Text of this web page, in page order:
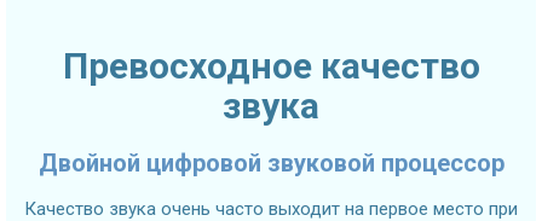
Превосходное качество
звука
Двойной цифровой звуковой процессор
Качество звука очень часто выходит на первое место при